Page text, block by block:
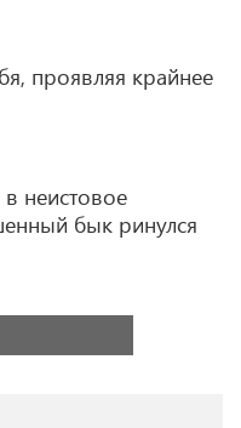
проявляя крайнее
неистовое
бык ринулся